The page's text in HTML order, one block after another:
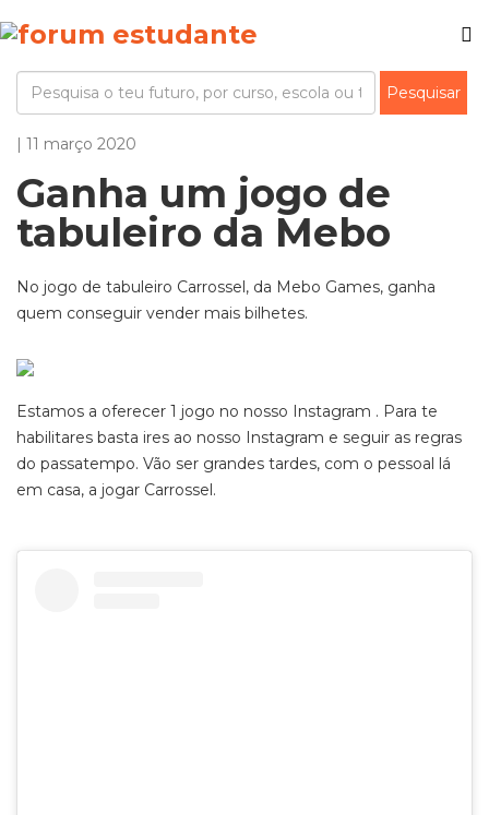
| 11 março 2020
Ganha um jogo de
tabuleiro da Mebo
No jogo de tabuleiro Carrossel, da Mebo Games, ganha
quem conseguir vender mais bilhetes.
Estamos a oferecer 1 jogo no nosso Instagram . Para te
habilitares basta ires ao nosso Instagram e seguir as regras
do passatempo. Vão ser grandes tardes, com o pessoal lá
em casa, a jogar Carrossel.